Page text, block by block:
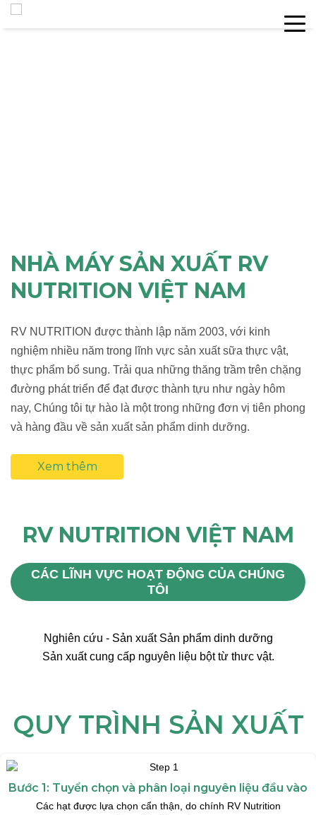
NHÀ MÁY SẢN XUẤT RV
NUTRITION VIỆT NAM
RV NUTRITION được thành lập năm 2003, với kinh
nghiệm nhiều năm trong lĩnh vực sản xuất sữa thực vật,
thực phẩm bổ sung. Trải qua những thăng trầm trên chặng
đường phát triển để đạt được thành tựu như ngày hôm
nay, Chúng tôi tự hào là một trong những đơn vị tiên phong
và hàng đầu về sản xuất sản phẩm dinh dưỡng.
Xem thêm
RV NUTRITION VIỆT NAM
CÁC LĨNH VỰC HOẠT ĐỘNG CỦA CHÚNG
TÔI
Nghiên cứu - Sản xuất Sản phẩm dinh dưỡng
Sản xuất cung cấp nguyên liệu bột từ thưc vật.
QUY TRÌNH SẢN XUẤT
Bước 1: Tuyển chọn và phân loại nguyên liệu đầu vào
Các hạt được lựa chọn cẩn thận, do chính RV Nutrition